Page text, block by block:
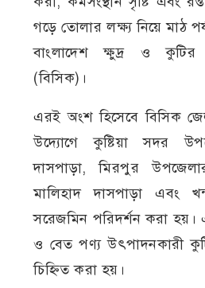
গড়ে তোলার লক্ষ্য নিয়ে মাঠ
বাংলাদেশ ক্ষুদ্র ও
(বিসিক)।
এরই অংশ হিসেবে বিসিক
উদ্যোগে কুষ্টিয়া সদর
দাসপাড়া, মিরপুর
মালিহাদ দাসপাড়া এবং
সরেজমিন পরিদর্শন করা
ও বেত পণ্য উৎপাদনকারী
চিহ্নিত করা হয়।